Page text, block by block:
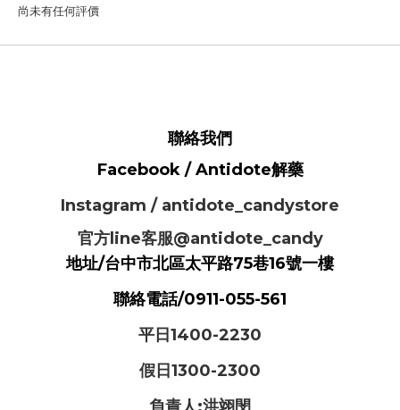
尚未有任何評價
聯絡我們
Facebook / Antidote解藥
Instagram / antidote_candystore
官方line客服@antidote_candy
地址/台中市北區太平路75巷16號一樓
聯絡電話/0911-055-561
平日1400-2230
假日1300-2300
負責人:洪翊閔